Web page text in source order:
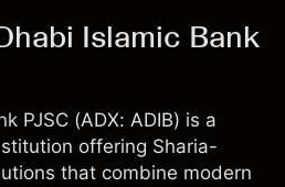
Islamic Bank
PJSC (ADX: ADIB) is a
offering Sharia-
that combine modern